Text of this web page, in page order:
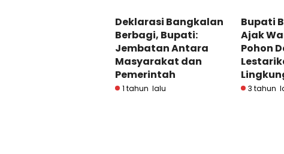
Deklarasi Bangkalan
Berbagi, Bupati:
Jembatan Antara
Masyarakat dan
Pemerintah
1 tahun lalu
Bupati
Ajak
Pohon
3 tahun